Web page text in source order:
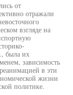
от
отражали
взгляде на
была их
зависимость
в эти
жизни
политике.